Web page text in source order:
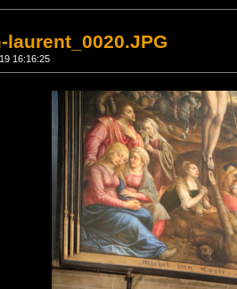
laurent_0020.JPG
16:16:25